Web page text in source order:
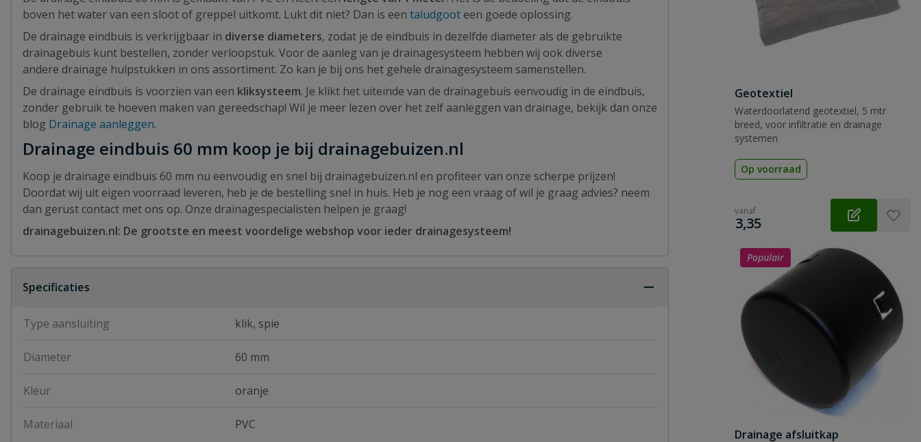
boven het water van een sloot of greppel uitkomt. Lukt dit niet? Dan is een taludgoot een goede oplossing.
De drainage eindbuis is verkrijgbaar in diverse diameters, zodat je de eindbuis in dezelfde diameter als de gebruikte
drainagebuis kunt bestellen, zonder verloopstuk. Voor de aanleg van je drainagesysteem hebben wij ook diverse
andere drainage hulpstukken in ons assortiment. Zo kan je bij ons het gehele drainagesysteem samenstellen.
De drainage eindbuis is voorzien van een kliksysteem. Je klikt het uiteinde van de drainagebuis eenvoudig in de eindbuis,
zonder gebruik te hoeven maken van gereedschap! Wil je meer lezen over het zelf aanleggen van drainage, bekijk dan onze
blog Drainage aanleggen.
Drainage eindbuis 60 mm koop je bij drainagebuizen.nl
Koop je drainage eindbuis 60 mm nu eenvoudig en snel bij drainagebuizen.nl en profiteer van onze scherpe prijzen!
Doordat wij uit eigen voorraad leveren, heb je de bestelling snel in huis. Heb je nog een vraag of wil je graag advies? neem
dan gerust contact met ons op. Onze drainagespecialisten helpen je graag!
drainagebuizen.nl: De grootste en meest voordelige webshop voor ieder drainagesysteem!
Specificaties
Type aansluiting klik, spie
Diameter 60 mm
Kleur oranje
Materiaal PVC
Geotextiel
Waterdoorlatend geotextiel, 5 mtr
breed, voor infiltratie en drainage
systemen
Op voorraad
vanaf
€
3,35
Populair
Drainage afsluitkap